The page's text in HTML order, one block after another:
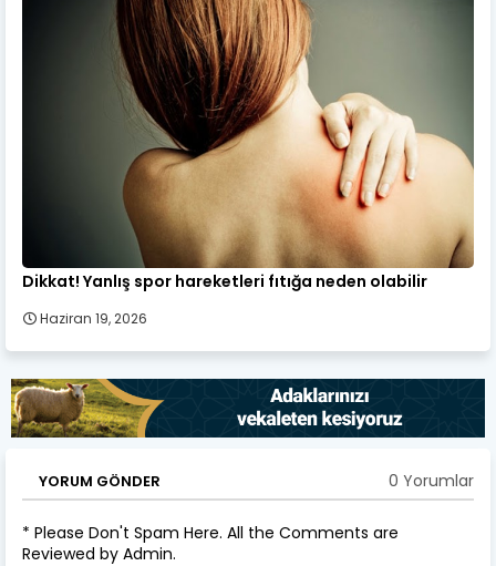
Dikkat! Yanlış spor hareketleri fıtığa neden olabilir
Haziran 19, 2026
YORUM GÖNDER 0 Yorumlar
* Please Don't Spam Here. All the Comments are
Reviewed by Admin.